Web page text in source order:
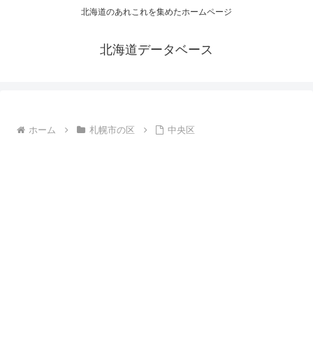
北海道のあれこれを集めたホームページ
北海道データベース
ホーム 札幌市の区 中央区